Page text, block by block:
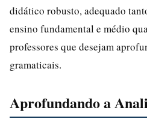
didático robusto, adequado
ensino fundamental e médio
professores que desejam
gramaticais.
Aprofundando a